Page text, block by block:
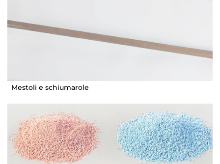
Mestoli e schiumarole